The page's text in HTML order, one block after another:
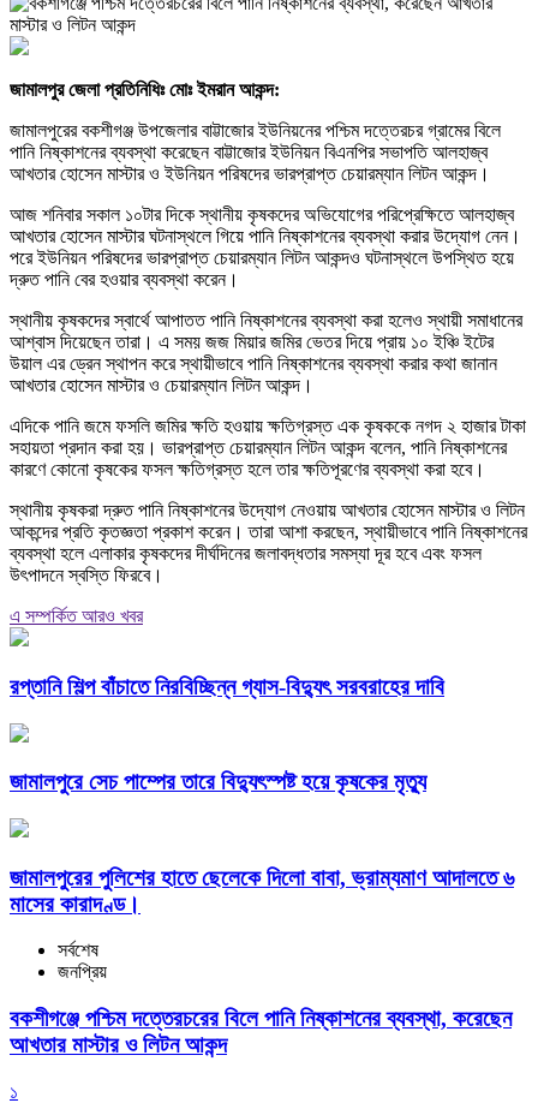
জামালপুর জেলা প্রতিনিধিঃ মোঃ ইমরান আকন্দ:
জামালপুরের বকশীগঞ্জ উপজেলার বাট্টাজোর ইউনিয়নের পশ্চিম দত্তেরচর গ্রামের বিলে
পানি নিষ্কাশনের ব্যবস্থা করেছেন বাট্টাজোর ইউনিয়ন বিএনপির সভাপতি আলহাজ্ব
আখতার হোসেন মাস্টার ও ইউনিয়ন পরিষদের ভারপ্রাপ্ত চেয়ারম্যান লিটন আকন্দ।
আজ শনিবার সকাল ১০টার দিকে স্থানীয় কৃষকদের অভিযোগের পরিপ্রেক্ষিতে আলহাজ্ব
আখতার হোসেন মাস্টার ঘটনাস্থলে গিয়ে পানি নিষ্কাশনের ব্যবস্থা করার উদ্যোগ নেন।
পরে ইউনিয়ন পরিষদের ভারপ্রাপ্ত চেয়ারম্যান লিটন আকন্দও ঘটনাস্থলে উপস্থিত হয়ে
দ্রুত পানি বের হওয়ার ব্যবস্থা করেন।
স্থানীয় কৃষকদের স্বার্থে আপাতত পানি নিষ্কাশনের ব্যবস্থা করা হলেও স্থায়ী সমাধানের
আশ্বাস দিয়েছেন তারা। এ সময় জজ মিয়ার জমির ভেতর দিয়ে প্রায় ১০ ইঞ্চি ইটের
উয়াল এর ড্রেন স্থাপন করে স্থায়ীভাবে পানি নিষ্কাশনের ব্যবস্থা করার কথা জানান
আখতার হোসেন মাস্টার ও চেয়ারম্যান লিটন আকন্দ।
এদিকে পানি জমে ফসলি জমির ক্ষতি হওয়ায় ক্ষতিগ্রস্ত এক কৃষককে নগদ ২ হাজার টাকা
সহায়তা প্রদান করা হয়। ভারপ্রাপ্ত চেয়ারম্যান লিটন আকন্দ বলেন, পানি নিষ্কাশনের
কারণে কোনো কৃষকের ফসল ক্ষতিগ্রস্ত হলে তার ক্ষতিপূরণের ব্যবস্থা করা হবে।
স্থানীয় কৃষকরা দ্রুত পানি নিষ্কাশনের উদ্যোগ নেওয়ায় আখতার হোসেন মাস্টার ও লিটন
আকন্দের প্রতি কৃতজ্ঞতা প্রকাশ করেন। তারা আশা করছেন, স্থায়ীভাবে পানি নিষ্কাশনের
ব্যবস্থা হলে এলাকার কৃষকদের দীর্ঘদিনের জলাবদ্ধতার সমস্যা দূর হবে এবং ফসল
উৎপাদনে স্বস্তি ফিরবে।
এ সম্পর্কিত আরও খবর
রপ্তানি শিল্প বাঁচাতে নিরবিচ্ছিন্ন গ্যাস-বিদ্যুৎ সরবরাহের দাবি
জামালপুরে সেচ পাম্পের তারে বিদ্যুৎস্পষ্ট হয়ে কৃষকের মৃত্যু
জামালপুরের পুলিশের হাতে ছেলেকে দিলো বাবা, ভ্রাম্যমাণ আদালতে ৬
মাসের কারাদণ্ড।
সর্বশেষ
জনপ্রিয়
বকশীগঞ্জে পশ্চিম দত্তেরচরের বিলে পানি নিষ্কাশনের ব্যবস্থা, করেছেন
আখতার মাস্টার ও লিটন আকন্দ
১